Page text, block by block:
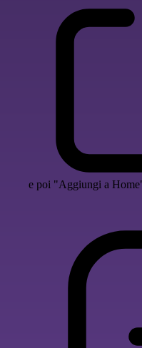
e poi "Aggiungi a